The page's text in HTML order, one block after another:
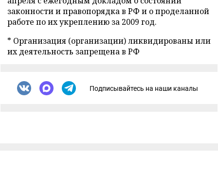
законности и правопорядка в РФ и о проделанной
работе по их укреплению за 2009 год.
* Организация (организации) ликвидированы или
их деятельность запрещена в РФ
Подписывайтесь на наши каналы